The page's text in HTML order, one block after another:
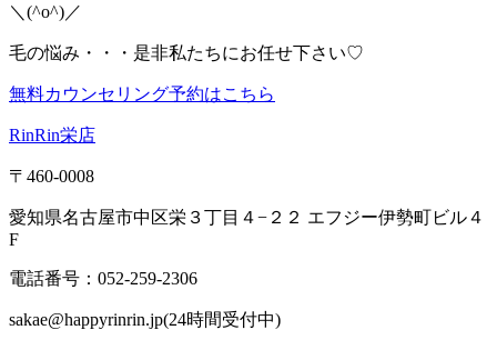
＼(^o^)／
毛の悩み・・・是非私たちにお任せ下さい♡
無料カウンセリング予約はこちら
RinRin栄店
〒460-0008
愛知県名古屋市中区栄３丁目４−２２ エフジー伊勢町ビル４
F
電話番号：052-259-2306
sakae@happyrinrin.jp(24時間受付中)